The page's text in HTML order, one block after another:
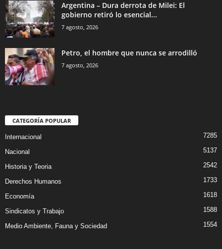
Argentina – Dura derrota de Milei: El
gobierno retiró lo esencial...
7 agosto, 2026
Petro, el hombre que nunca se arrodilló
7 agosto, 2026
CATEGORÍA POPULAR
Internacional 7285
Nacional 5137
Historia y Teoria 2542
Derechos Humanos 1733
Economía 1618
Sindicatos y Trabajo 1588
Medio Ambiente, Fauna y Sociedad 1554